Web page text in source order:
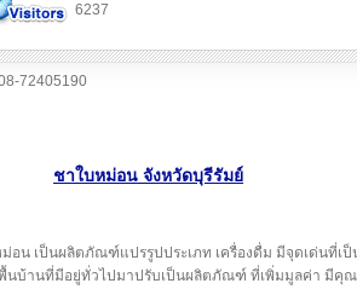
6237
72405190
ชาใบหม่อน จังหวัดบุรีรัมย์
อน เป็นผลิตภัณฑ์แปรรูปประเภท เครื่องดื่ม มีจุดเด่นที่เ
นบ้านที่มีอยู่ทั่วไปมาปรับเป็นผลิตภัณฑ์ ที่เพิ่มมูลค่า มีคุ